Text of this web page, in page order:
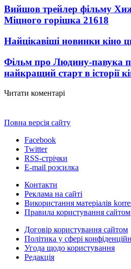
Вийшов трейлер фільму
Міцного горішка 21618
Найцікавіші новинки кіно
Фільм про Людину-павука
найкращий старт в історії
Читати коментарі
Повна версія сайту
Facebook
Twitter
RSS-стрічки
E-mail розсилка
Контакти
Реклама на сайті
Використання матеріалів
Правила користування сайтом
Договір користування сайтом
Політика у сфері
Угода щодо користування
Редакція